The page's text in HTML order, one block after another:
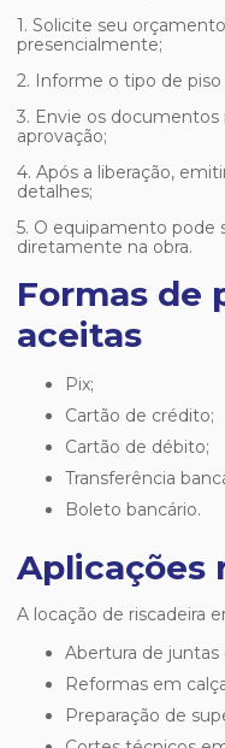
1. Solicite seu
presencialmente;
2. Informe o tipo de
3. Envie os documentos
aprovação;
4. Após a liberação,
detalhes;
5. O equipamento pode
diretamente na obra.
Formas de
aceitas
Pix;
Cartão de crédito;
Cartão de débito;
Transferência
Boleto bancário.
Aplicações
A locação de riscadeira
Abertura de
Reformas em
Preparação de